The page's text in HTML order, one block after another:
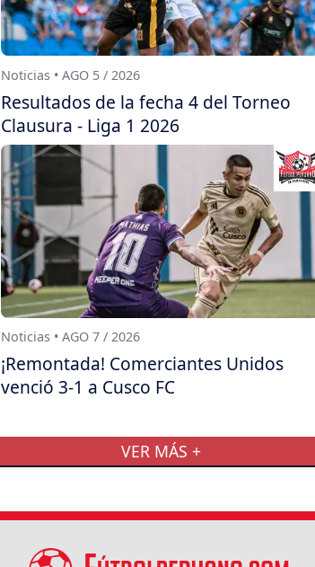
Noticias • AGO 5 / 2026
Resultados de la fecha 4 del Torneo
Clausura - Liga 1 2026
Noticias • AGO 7 / 2026
¡Remontada! Comerciantes Unidos
venció 3-1 a Cusco FC
VER MÁS +